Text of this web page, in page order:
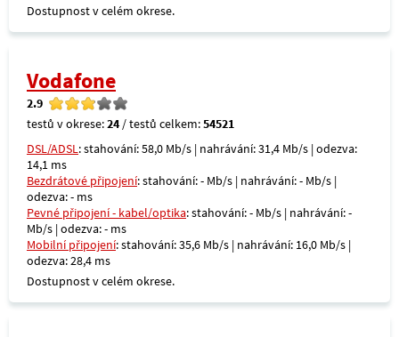
Dostupnost v celém okrese.
Vodafone
2.9
testů v okrese:24 / testů celkem:54521
DSL/ADSL: stahování: 58,0 Mb/s | nahrávání: 31,4 Mb/s | odezva:
14,1 ms
Bezdrátové připojení: stahování: - Mb/s | nahrávání: - Mb/s |
odezva: - ms
Pevné připojení - kabel/optika: stahování: - Mb/s | nahrávání: -
Mb/s | odezva: - ms
Mobilní připojení: stahování: 35,6 Mb/s | nahrávání: 16,0 Mb/s |
odezva: 28,4 ms
Dostupnost v celém okrese.